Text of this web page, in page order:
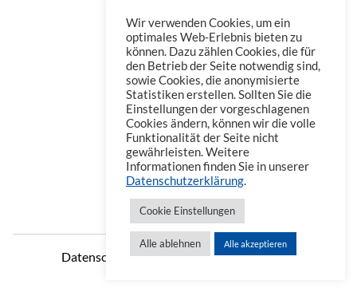
Phone: +423 235 0660
Telefax: +423 235 0669
Mail: office@vienna-life.li
Datenschutzerklärung Impressum
Wir verwenden Cookies, um ein
optimales Web-Erlebnis bieten zu
können. Dazu zählen Cookies, die für
den Betrieb der Seite notwendig sind,
sowie Cookies, die anonymisierte
Statistiken erstellen. Sollten Sie die
Einstellungen der vorgeschlagenen
Cookies ändern, können wir die volle
Funktionalität der Seite nicht
gewährleisten. Weitere
Informationen finden Sie in unserer
Datenschutzerklärung.
Cookie Einstellungen
Alle ablehnen Alle akzeptieren